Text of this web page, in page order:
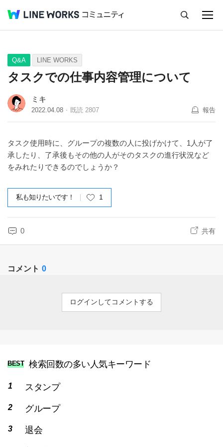
Q&A Tips Ideas
Q&A LINE WORKS
タスクでの仕事内容管理について
ミキ
2022.04.08 既読 2807 報告
タスク使用時に、グループの複数の人に投げかけて、1人が了
承したり、了承後もその他の人がそのタスクの進行状況など
をみれたりできるのでしょうか？
私も知りたいです！ 1
0 共有
コメント 0
ログインしてコメントする
BEST 検索回数の多い人気キーワード
スタンプ
グループ
退会